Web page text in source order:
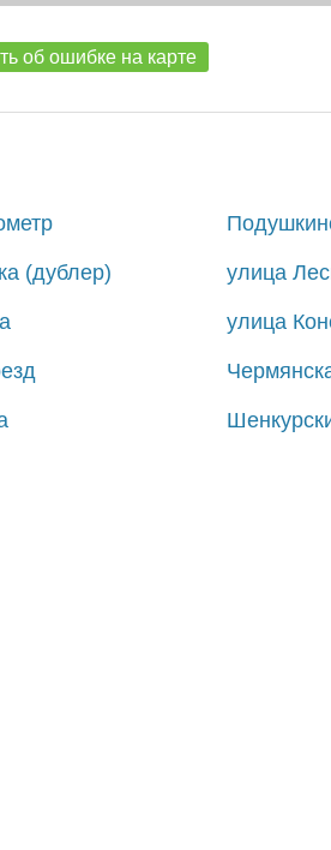
об ошибке на карте
(дублер) улица
улица